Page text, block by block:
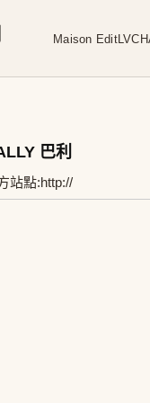
Maison EditLV
巴利
站點:http://